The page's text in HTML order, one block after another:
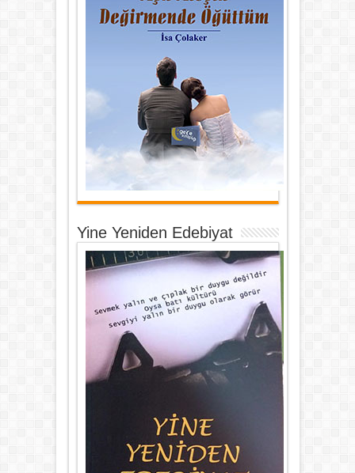
Yine Yeniden Edebiyat